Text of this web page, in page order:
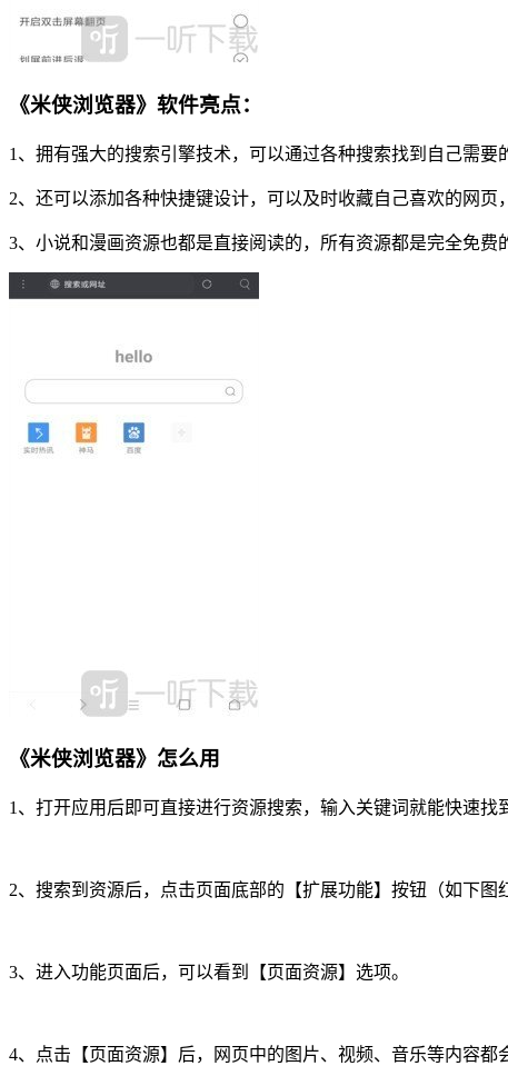
《米侠浏览器》软件亮点：
1、拥有强大的搜索引擎技术，可以通过各种搜索找到自己需要
2、还可以添加各种快捷键设计，可以及时收藏自己喜欢的网页
3、小说和漫画资源也都是直接阅读的，所有资源都是完全免费
《米侠浏览器》怎么用
1、打开应用后即可直接进行资源搜索，输入关键词就能快速找
2、搜索到资源后，点击页面底部的【扩展功能】按钮（如下图
3、进入功能页面后，可以看到【页面资源】选项。
4、点击【页面资源】后，网页中的图片、视频、音乐等内容都